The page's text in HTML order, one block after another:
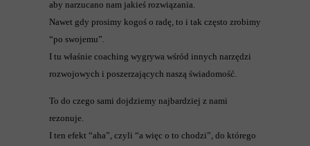
aby narzucano nam jakieś rozwiązania.
Nawet gdy prosimy kogoś o radę, to i tak często zrobimy
“po swojemu”.
I tu właśnie coaching wygrywa wśród innych narzędzi
rozwojowych i poszerzających naszą świadomość.
To do czego sami dojdziemy najbardziej z nami
rezonuje.
I ten efekt “aha”, czyli “a więc o to chodzi”, do którego